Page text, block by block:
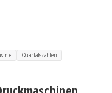
Quartalszahlen